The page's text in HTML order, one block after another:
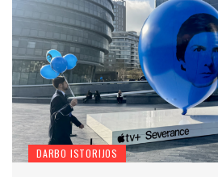
DARBO ISTORIJOS